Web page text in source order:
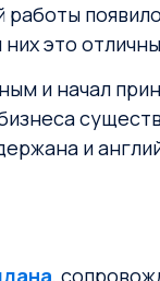
работы
них это
и начал
и
,